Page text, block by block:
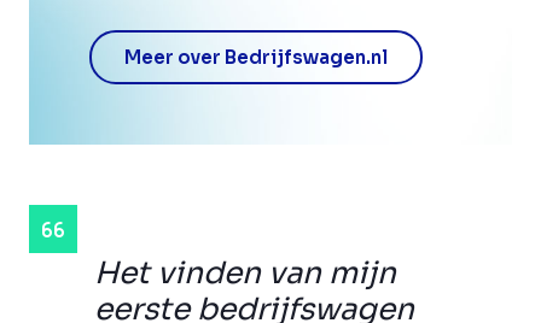
Het vinden van mijn
eerste bedrijfswagen
Meer over Bedrijfswagen.nl